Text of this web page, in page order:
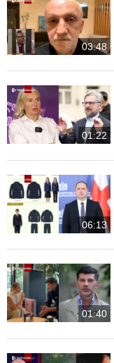
03:48
01:22
06:13
01:40